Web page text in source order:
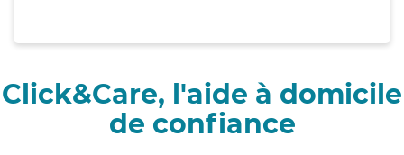
Click&Care, l'aide à domicile
de confiance